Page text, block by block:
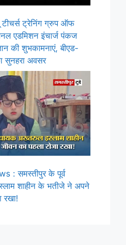
ट्रेनिंग ग्रुप ऑफ
एडमिशन इंचार्ज पंकज
की शुभकामनाएं, बीएड-
सुनहरा अवसर
: समस्तीपुर के पूर्व
शाहीन के भतीजे ने अपने
रखा!